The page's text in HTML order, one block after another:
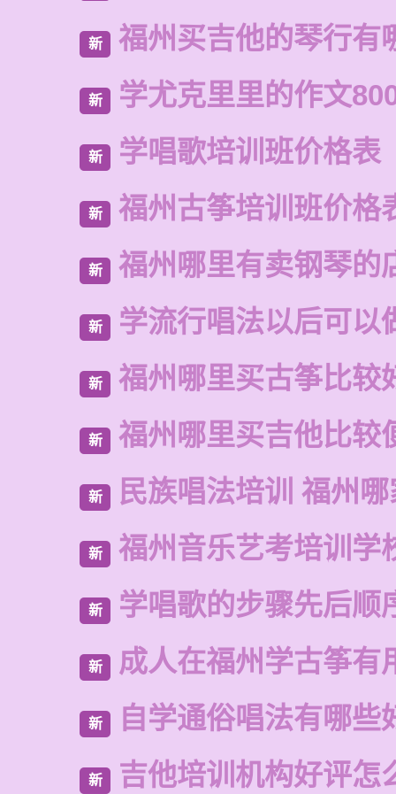
新 福州买吉他的琴行有
新 学尤克里里的作文
新 学唱歌培训班价格表
新 福州古筝培训班价格
新 福州哪里有卖钢琴的
新 学流行唱法以后可以
新 福州哪里买古筝比较
新 福州哪里买吉他比较
新 民族唱法培训 福州
新 福州音乐艺考培训学
新 学唱歌的步骤先后顺
新 成人在福州学古筝有
新 自学通俗唱法有哪些
新 吉他培训机构好评怎